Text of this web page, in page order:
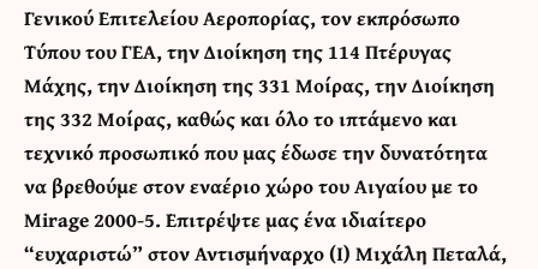
Γενικού Επιτελείου Αεροπορίας, τον εκπρόσωπο
Τύπου του ΓΕΑ, την Διοίκηση της 114 Πτέρυγας
Μάχης, την Διοίκηση της 331 Μοίρας, την Διοίκηση
της 332 Μοίρας, καθώς και όλο το ιπτάμενο και
τεχνικό προσωπικό που μας έδωσε την δυνατότητα
να βρεθούμε στον εναέριο χώρο του Αιγαίου με το
Mirage 2000-5. Επιτρέψτε μας ένα ιδιαίτερο
“ευχαριστώ” στον Αντισμήναρχο (Ι) Μιχάλη Πεταλά,